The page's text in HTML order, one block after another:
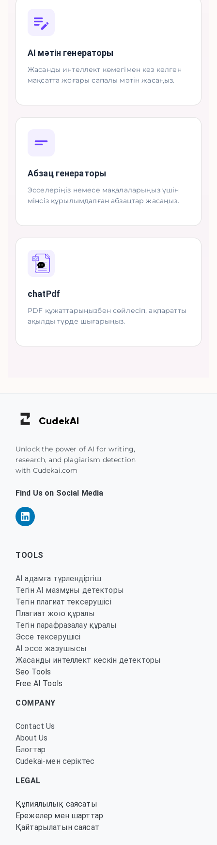
AI мәтін генераторы
Жасанды интеллект көмегімен кез келген
мақсатта жоғары сапалы мәтін жасаңыз.
Абзац генераторы
Эсселеріңіз немесе мақалаларыңыз үшін
мінсіз құрылымдалған абзацтар жасаңыз.
chatPdf
PDF құжаттарыңызбен сөйлесіп, ақпаратты
ақылды түрде шығарыңыз.
CudekAI
Unlock the power of AI for writing,
research, and plagiarism detection
with Cudekai.com
Find Us on Social Media
TOOLS
AI адамға түрлендіргіш
Тегін AI мазмұны детекторы
Тегін плагиат тексерушісі
Плагиат жою құралы
Тегін парафразалау құралы
Эссе тексерушісі
AI эссе жазушысы
Жасанды интеллект кескін детекторы
Seo Tools
Free AI Tools
COMPANY
Contact Us
About Us
Блогтар
Cudekai-мен серіктес
LEGAL
Құпиялылық саясаты
Ережелер мен шарттар
Қайтарылатын саясат